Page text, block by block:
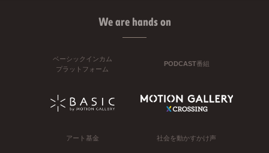
We are hands on
ベーシックインカム
プラットフォーム
PODCAST番組
アート基金 社会を動かすかけ声